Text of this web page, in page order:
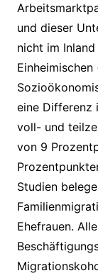
und dieser
nicht im
eine Differenz
voll- und
von 9
Studien
Ehefrauen.